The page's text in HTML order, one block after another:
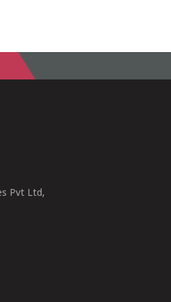
Pvt Ltd,